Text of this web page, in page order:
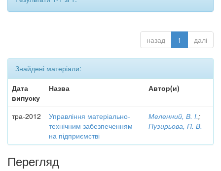
назад 1 далі
Знайдені матеріали:
Дата
випуску
Назва Автор(и)
тра-2012
Управління матеріально-
технічним забезпеченням
на підприємстві
Меленний, В. І.;
Пузирьова, П. В.
Перегляд